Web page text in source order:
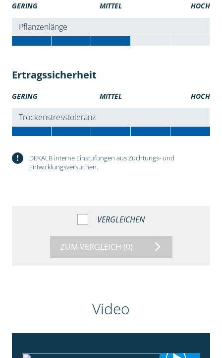
GERING MITTEL HOCH
Pflanzenlänge
Ertragssicherheit
GERING MITTEL HOCH
Trockenstresstoleranz
!
DEKALB interne Einstufungen aus Züchtungs- und
Entwicklungsversuchen.
VERGLEICHEN
ZUM VERGLEICH (0)
Video